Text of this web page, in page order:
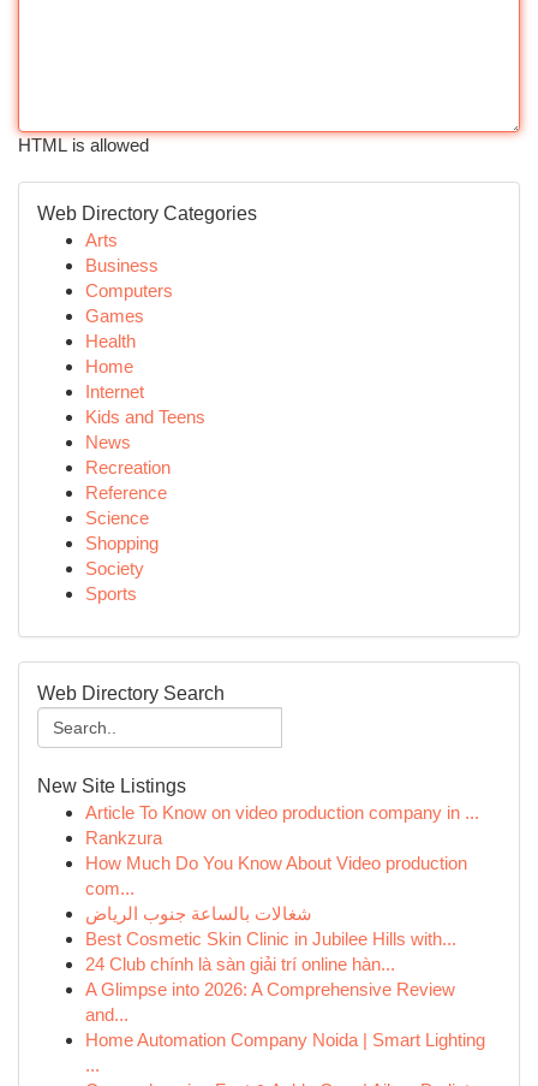
HTML is allowed
Web Directory Categories
Arts
Business
Computers
Games
Health
Home
Internet
Kids and Teens
News
Recreation
Reference
Science
Shopping
Society
Sports
Web Directory Search
New Site Listings
Article To Know on video production company in ...
Rankzura
How Much Do You Know About Video production
com...
شغالات بالساعة جنوب الرياض
Best Cosmetic Skin Clinic in Jubilee Hills with...
24 Club chính là sàn giải trí online hàn...
A Glimpse into 2026: A Comprehensive Review
and...
Home Automation Company Noida | Smart Lighting
...